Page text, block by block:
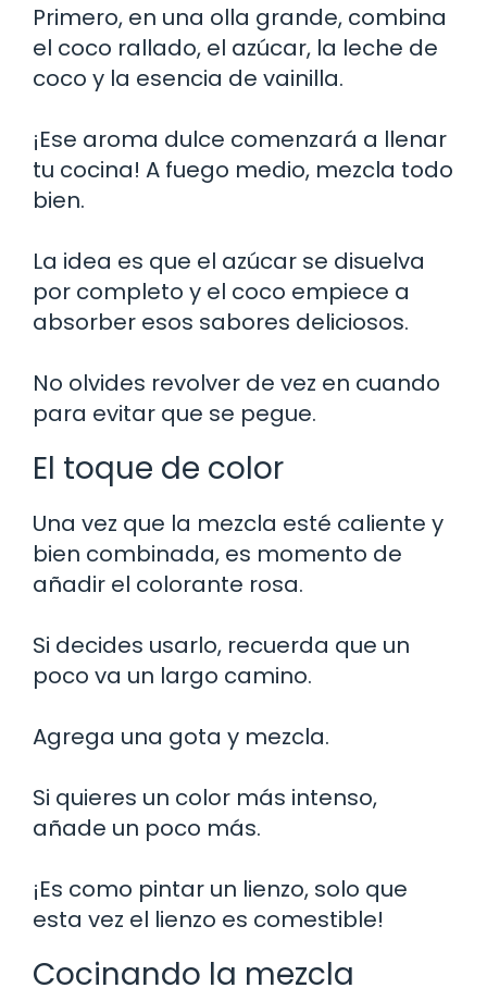
Primero, en una olla grande, combina
el coco rallado, el azúcar, la leche de
coco y la esencia de vainilla.
¡Ese aroma dulce comenzará a llenar
tu cocina! A fuego medio, mezcla todo
bien.
La idea es que el azúcar se disuelva
por completo y el coco empiece a
absorber esos sabores deliciosos.
No olvides revolver de vez en cuando
para evitar que se pegue.
El toque de color
Una vez que la mezcla esté caliente y
bien combinada, es momento de
añadir el colorante rosa.
Si decides usarlo, recuerda que un
poco va un largo camino.
Agrega una gota y mezcla.
Si quieres un color más intenso,
añade un poco más.
¡Es como pintar un lienzo, solo que
esta vez el lienzo es comestible!
Cocinando la mezcla